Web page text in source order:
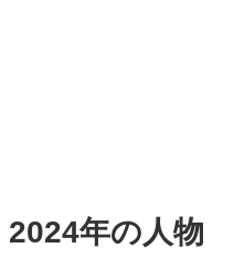
2024年の人物